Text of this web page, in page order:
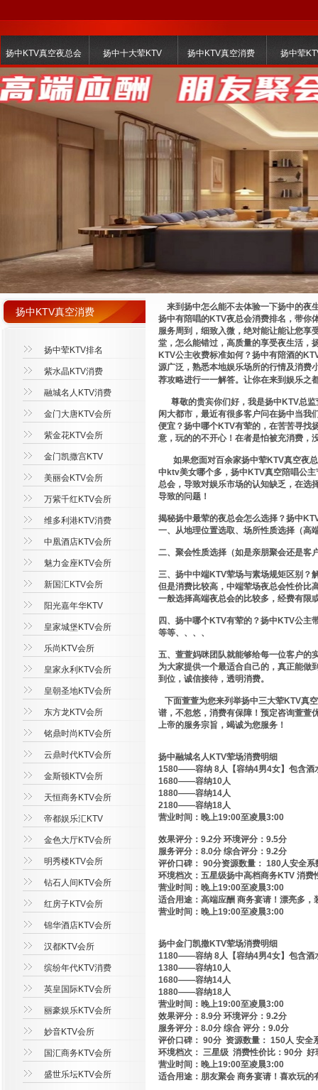
扬中KTV真空夜总会 扬中十大荤KTV 扬中KTV真空消费 扬中荤
扬中KTV真空消费
扬中荤KTV排名
紫水晶KTV消费
融城名人KTV消费
金门大唐KTV会所
紫金花KTV会所
金门凯撒宫KTV
美丽会KTV会所
万紫千红KTV会所
维多利港KTV消费
中凰酒店KTV会所
魅力金座KTV会所
新国汇KTV会所
阳光嘉年华KTV
皇家城堡KTV会所
乐尚KTV会所
皇家永利KTV会所
皇朝圣地KTV会所
东方龙KTV会所
铭鼎时尚KTV会所
云鼎时代KTV会所
金斯顿KTV会所
天恒商务KTV会所
帝都娱乐汇KTV
金色大厅KTV会所
明秀楼KTV会所
钻石人间KTV会所
红房子KTV会所
锦华酒店KTV会所
汉都KTV会所
缤纷年代KTV消费
英皇国际KTV会所
丽豪娱乐KTV会所
妙音KTV会所
国汇商务KTV会所
盛世乐坛KTV会所
来到扬中怎么能不去体验一下扬中的夜
扬中有陪唱的KTV夜总会消费排名，带你
服务周到，细致入微，绝对能让能让您享
堂，怎么能错过，高质量的享受夜生活，
KTV公主收费标准如何？扬中有陪酒的
源广泛，熟悉本地娱乐场所的行情及消费
荐攻略进行一一解答。让你在来到娱乐之
尊敬的贵宾你们好，我是扬中KTV总监
闲大都市，最近有很多客户问在扬中当我
便宜？扬中哪个KTV有荤的，在苦苦寻找
意，玩的的不开心！在者是怕被充消费，
如果您面对百余家扬中荤KTV真空夜总
中ktv美女哪个多，扬中KTV真空陪唱公
总会，导致对娱乐市场的认知缺乏，在选
导致的问题！
揭秘扬中最荤的夜总会怎么选择？扬中
一、从地理位置选取、场所性质选择（高
二、聚会性质选择（如是亲朋聚会还是客
三、扬中中端KTV荤场与素场规矩区别？
但是消费比较高，中端荤场夜总会性价比
一般选择高端夜总会的比较多，经费有限
四、扬中哪个KTV有荤的？扬中KTV公主
等等、、、、
五、萱萱妈咪团队就能够给每一位客户的
为大家提供一个最适合自己的，真正能做
到位，诚信接待，透明消费。
下面萱萱为您来列举扬中三大荤KTV真
谱，不忽悠，消费有保障！预定咨询萱萱
上帝的服务宗旨，竭诚为您服务！
扬中融城名人KTV荤场消费明细
1580——容纳 8人【容纳4男4女】包含酒
1680——容纳10人
1880——容纳14人
2180——容纳18人
营业时间：晚上19:00至凌晨3:00
效果评分：9.2分 环境评分：9.5分
服务评分：8.0分 综合评分：9.2分
评价口碑： 90分资源数量： 180人安全系
环境档次：五星级扬中高档商务KTV 消费
营业时间：晚上19:00至凌晨3:00
适合用途：高端应酬 商务宴请！漂亮多
营业时间：晚上19:00至凌晨3:00
扬中金门凯撒KTV荤场消费明细
1180——容纳 8人【容纳4男4女】包含酒
1380——容纳10人
1680——容纳14人
1880——容纳18人
营业时间：晚上19:00至凌晨3:00
效果评分：8.9分 环境评分：9.2分
服务评分：8.0分 综合 评分：9.0分
评价口碑： 90分 资源数量： 150人 安全
环境档次： 三星级 消费性价比：90分 好
营业时间：晚上19:00至凌晨3:00
适合用途：朋友聚会 商务宴请！喜欢玩